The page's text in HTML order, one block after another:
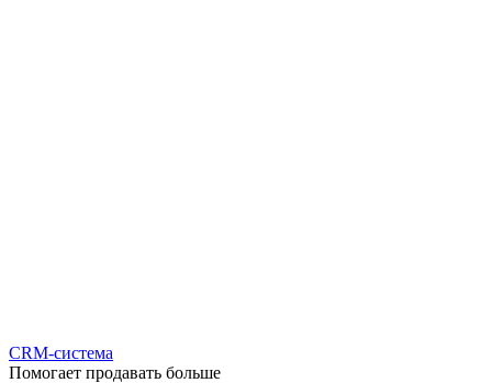
CRM-система
Помогает продавать больше